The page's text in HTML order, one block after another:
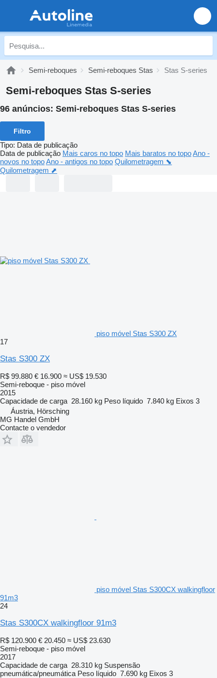
Semi-reboques Semi-reboques Stas Stas S-series
Semi-reboques Stas S-series
96 anúncios: Semi-reboques Stas S-series
Filtro
Tipo: Data de publicação
Data de publicação Mais caros no topo Mais baratos no topoAno -
novos no topoAno - antigos no topo Quilometragem ⬊
Quilometragem ⬈
piso móvel Stas S300 ZX
17
Stas S300 ZX
R$ 99.880 € 16.900 ≈ US$ 19.530
Semi-reboque - piso móvel
2015
Capacidade de carga 28.160 kg Peso líquido 7.840 kg Eixos 3
Áustria, Hörsching
MG Handel GmbH
Contacte o vendedor
piso móvel Stas S300CX walkingfloor
91m3
24
Stas S300CX walkingfloor 91m3
R$ 120.900 € 20.450 ≈ US$ 23.630
Semi-reboque - piso móvel
2017
Capacidade de carga 28.310 kg Suspensão
pneumática/pneumática Peso líquido 7.690 kg Eixos 3